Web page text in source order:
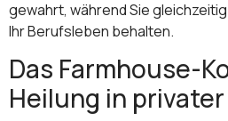
gewahrt, während Sie
Ihr Berufsleben behalten.
Das Farmhouse-
Heilung in